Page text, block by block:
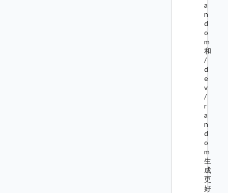
a
n
d
o
m
和
/
d
e
v
/
r
a
n
d
o
m
生
成
更
好